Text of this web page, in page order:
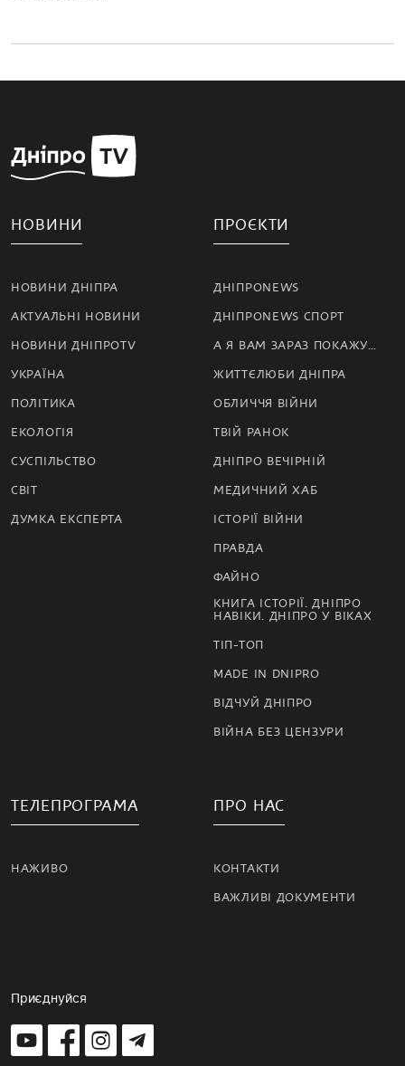
НОВИНИ
НОВИНИ ДНІПРА
АКТУАЛЬНІ НОВИНИ
НОВИНИ ДНІПРОTV
УКРАЇНА
ПОЛІТИКА
ЕКОЛОГІЯ
СУСПІЛЬСТВО
СВІТ
ДУМКА ЕКСПЕРТА
ПРОЄКТИ
ДНІПРОNEWS
ДНІПРОNEWS СПОРТ
А Я ВАМ ЗАРАЗ ПОКАЖУ…
ЖИТТЄЛЮБИ ДНІПРА
ОБЛИЧЧЯ ВІЙНИ
ТВІЙ РАНОК
ДНІПРО ВЕЧІРНІЙ
МЕДИЧНИЙ ХАБ
ІСТОРІЇ ВІЙНИ
ПРАВДА
ФАЙНО
КНИГА ІСТОРІЇ. ДНІПРО
НАВІКИ. ДНІПРО У ВІКАХ
ТІП-ТОП
MADE IN DNIPRO
ВІДЧУЙ ДНІПРО
ВІЙНА БЕЗ ЦЕНЗУРИ
ТЕЛЕПРОГРАМА
НАЖИВО
ПРО НАС
КОНТАКТИ
ВАЖЛИВІ ДОКУМЕНТИ
Приєднуйся